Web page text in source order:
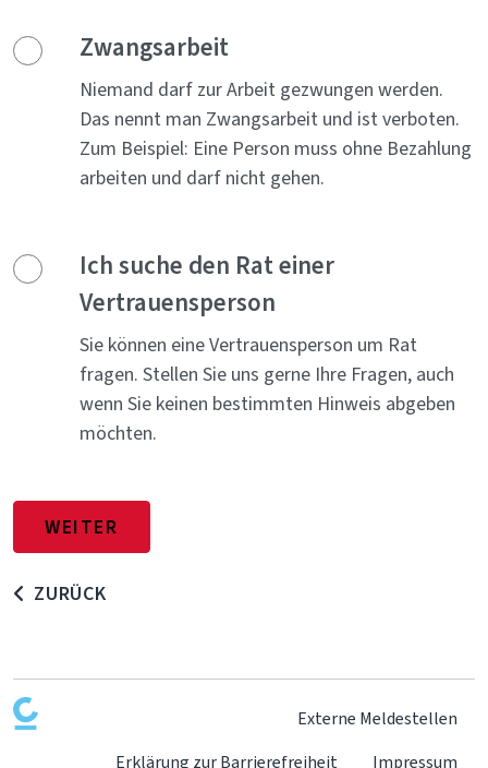
Zwangsarbeit
Niemand darf zur Arbeit gezwungen werden.
Das nennt man Zwangsarbeit und ist verboten.
Zum Beispiel: Eine Person muss ohne Bezahlung
arbeiten und darf nicht gehen.
Ich suche den Rat einer
Vertrauensperson
Sie können eine Vertrauensperson um Rat
fragen. Stellen Sie uns gerne Ihre Fragen, auch
wenn Sie keinen bestimmten Hinweis abgeben
möchten.
ZURÜCK
Externe Meldestellen
Erklärung zur Barrierefreiheit
Impressum